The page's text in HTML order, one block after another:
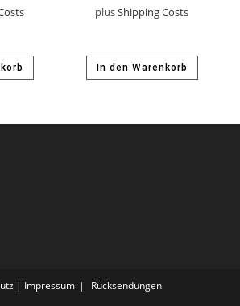
plusShipping Costs
In den Warenkorb
| Impressum Rücksendungen